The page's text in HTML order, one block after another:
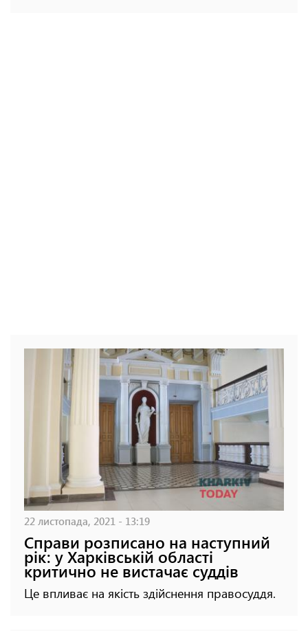
22 листопада, 2021 - 13:19
Справи розписано на наступний
рік: у Харківській області
критично не вистачає суддів
Це впливає на якість здійснення правосуддя.